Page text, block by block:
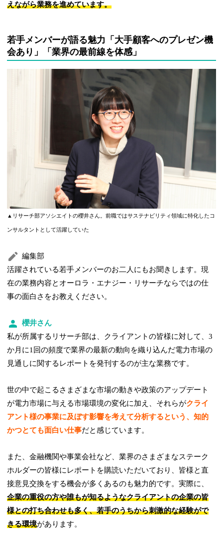
えながら業務を進めています。
若手メンバーが語る魅力「大手顧客へのプレゼン機
会あり」「業界の最前線を体感」
▲リサーチ部アソシエイトの櫻井さん。前職ではサステナビリティ領域に特化したコ
ンサルタントとして活躍していた
編集部
活躍されている若手メンバーのお二人にもお聞きします。現
在の業務内容とオーロラ・エナジー・リサーチならではの仕
事の面白さをお教えください。
櫻井さん
私が所属するリサーチ部は、クライアントの皆様に対して、3
か月に1回の頻度で業界の最新の動向を織り込んだ電力市場の
見通しに関するレポートを発刊するのが主な業務です。
世の中で起こるさまざまな市場の動きや政策のアップデート
が電力市場に与える市場環境の変化に加え、それらがクライ
アント様の事業に及ぼす影響を考えて分析するという、知的
かつとても面白い仕事だと感じています。
また、金融機関や事業会社など、業界のさまざまなステーク
ホルダーの皆様にレポートを購読いただいており、皆様と直
接意見交換をする機会が多くあるのも魅力的です。実際に、
企業の重役の方や誰もが知るようなクライアントの企業の皆
様との打ち合わせも多く、若手のうちから刺激的な経験がで
きる環境があります。